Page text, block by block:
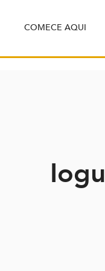
COMECE AQUI